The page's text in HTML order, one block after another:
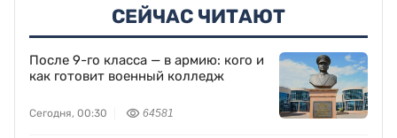
СЕЙЧАС ЧИТАЮТ
После 9-го класса — в армию: кого и
как готовит военный колледж
Сегодня, 00:30 64581